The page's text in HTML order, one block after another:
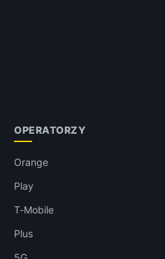
OPERATORZY
Orange
Play
T-Mobile
Plus